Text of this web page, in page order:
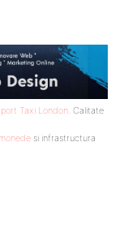
Taxi London. Calitate
si infrastructura